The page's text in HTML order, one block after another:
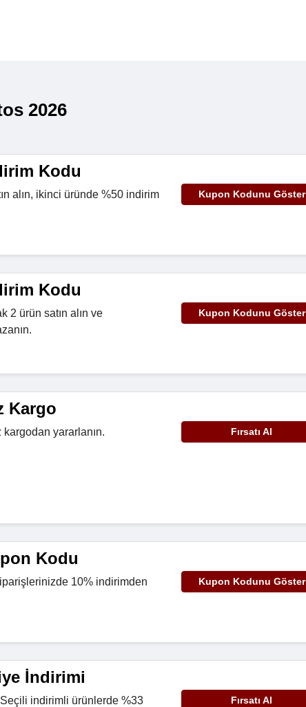
2026
Kodu
alın, ikinci üründe %50 indirim
Kupon Kodunu Göster
Kodu
2 ürün satın alın ve
Kupon Kodunu Göster
Kargo
yararlanın. Fırsatı Al
Kodu
10% indirimden
Kupon Kodunu Göster
İndirimi
indirimli ürünlerde %33
Fırsatı Al